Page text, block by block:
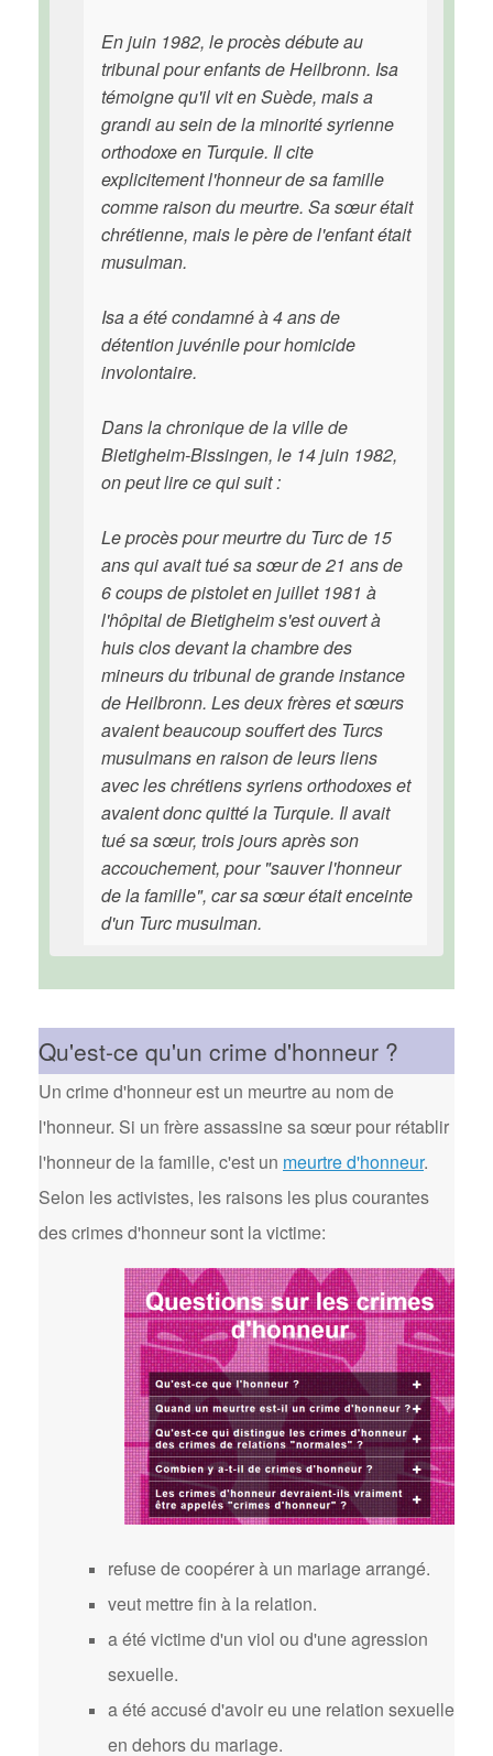
En juin 1982, le procès débute au
tribunal pour enfants de Heilbronn. Isa
témoigne qu'il vit en Suède, mais a
grandi au sein de la minorité syrienne
orthodoxe en Turquie. Il cite
explicitement l'honneur de sa famille
comme raison du meurtre. Sa sœur était
chrétienne, mais le père de l'enfant était
musulman.
Isa a été condamné à 4 ans de
détention juvénile pour homicide
involontaire.
Dans la chronique de la ville de
Bietigheim-Bissingen, le 14 juin 1982,
on peut lire ce qui suit :
Le procès pour meurtre du Turc de 15
ans qui avait tué sa sœur de 21 ans de
6 coups de pistolet en juillet 1981 à
l'hôpital de Bietigheim s'est ouvert à
huis clos devant la chambre des
mineurs du tribunal de grande instance
de Heilbronn. Les deux frères et sœurs
avaient beaucoup souffert des Turcs
musulmans en raison de leurs liens
avec les chrétiens syriens orthodoxes et
avaient donc quitté la Turquie. Il avait
tué sa sœur, trois jours après son
accouchement, pour "sauver l'honneur
de la famille", car sa sœur était enceinte
d'un Turc musulman.
Qu'est-ce qu'un crime d'honneur ?
Un crime d'honneur est un meurtre au nom de
l'honneur. Si un frère assassine sa sœur pour rétablir
l'honneur de la famille, c'est un meurtre d'honneur.
Selon les activistes, les raisons les plus courantes
des crimes d'honneur sont la victime:
refuse de coopérer à un mariage arrangé.
veut mettre fin à la relation.
a été victime d'un viol ou d'une agression
sexuelle.
a été accusé d'avoir eu une relation sexuelle
en dehors du mariage.